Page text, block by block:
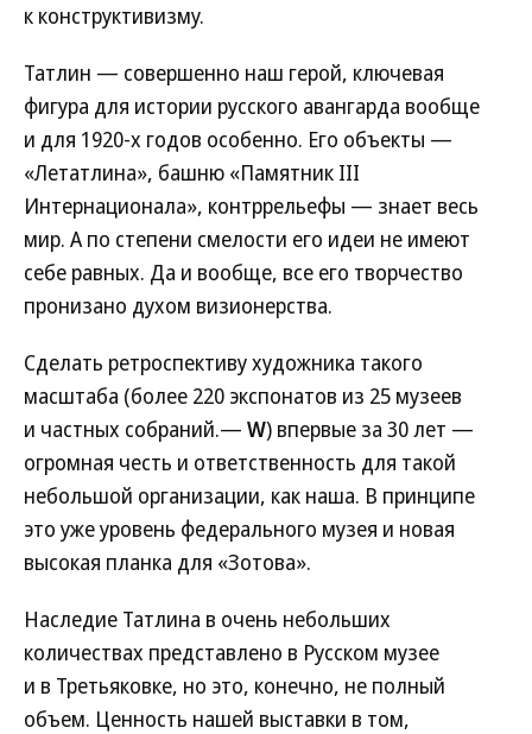
к конструктивизму.
Татлин — совершенно наш герой, ключевая
фигура для истории русского авангарда вообще
и для 1920-х годов особенно. Его объекты —
«Летатлина», башню «Памятник III
Интернационала», контррельефы — знает весь
мир. А по степени смелости его идеи не имеют
себе равных. Да и вообще, все его творчество
пронизано духом визионерства.
Сделать ретроспективу художника такого
масштаба (более 220 экспонатов из 25 музеев
и частных собраний.— W) впервые за 30 лет —
огромная честь и ответственность для такой
небольшой организации, как наша. В принципе
это уже уровень федерального музея и новая
высокая планка для «Зотова».
Наследие Татлина в очень небольших
количествах представлено в Русском музее
и в Третьяковке, но это, конечно, не полный
объем. Ценность нашей выставки в том,